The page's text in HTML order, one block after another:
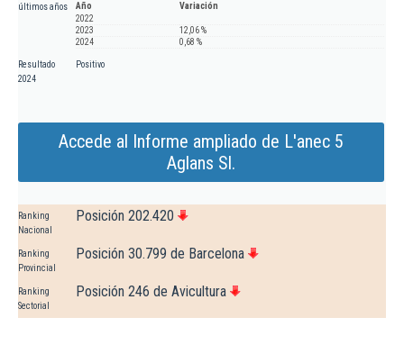
últimos años
Año
Variación
2022
2023
12,06 %
2024
0,68 %
Resultado
2024
Positivo
Accede al Informe ampliado de L'anec 5
Aglans Sl.
Ranking
Nacional
Posición 202.420
Ranking
Provincial
Posición 30.799 de Barcelona
Ranking
Sectorial
Posición 246 de Avicultura